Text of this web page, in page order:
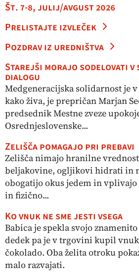
Št. 7-8, julij/avgust 2026
Prelistajte izvleček
Pozdrav iz uredništva
Starejši morajo sodelovati v
dialogu
Medgeneracijska solidarnost je
kako živa, je prepričan Marjan
predsednik Mestne zveze
Osrednjeslovenske...
Zelišča pomagajo pri prebavi
Zelišča nimajo hranilne
beljakovine, ogljikovi hidrati in
obogatijo okus jedem in vplivajo
in fizično...
Ko vnuk ne sme jesti vsega
Babica je spekla svojo
dedek pa je v trgovini kupil
čokolado. Oba želita otroku
malo razvajati.